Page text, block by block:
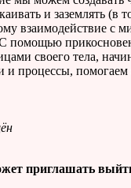
и заземлять (в
взаимодействие с
помощью
своего тела,
и процессы, помогаем
приглашать